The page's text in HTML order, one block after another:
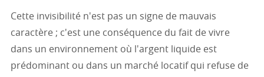
Cette invisibilité n'est pas un signe de mauvais
caractère ; c'est une conséquence du fait de vivre
dans un environnement où l'argent liquide est
prédominant ou dans un marché locatif qui refuse de